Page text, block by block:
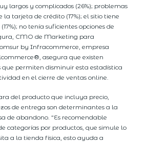
largos y complicados (26%); problemas
tarjeta de crédito (17%); el sitio tiene
no tenía suficientes opciones de
CMO de Marketing para
by Infracommerce, empresa
asegura que existen
que permiten disminuir esta estadística
en el cierre de ventas online.
del producto que incluya precio,
de entrega son determinantes a la
de abandono. “Es recomendable
categorías por productos, que simule lo
a la tienda física, esto ayuda a